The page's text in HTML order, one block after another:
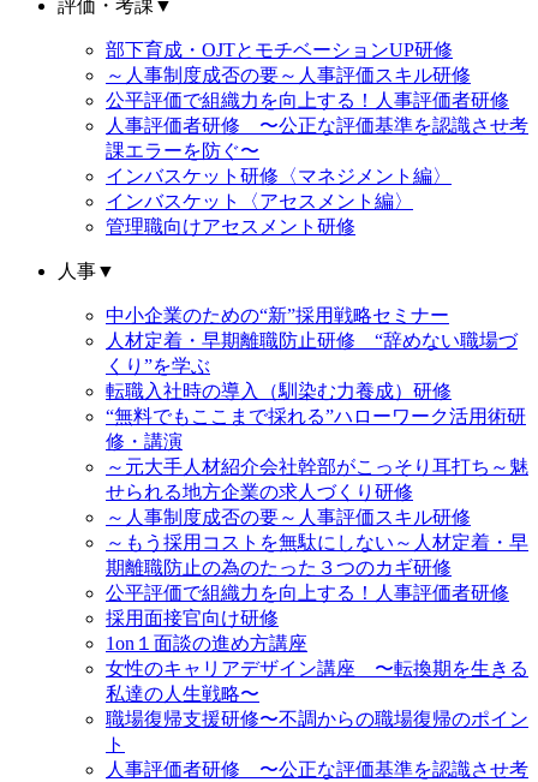
評価・考課 ▼
部下育成・OJTとモチベーションUP研修
～人事制度成否の要～人事評価スキル研修
公平評価で組織力を向上する！人事評価者研修
人事評価者研修 〜公正な評価基準を認識させ考
課エラーを防ぐ〜
インバスケット研修〈マネジメント編〉
インバスケット〈アセスメント編〉
管理職向けアセスメント研修
人事▼
中小企業のための“新”採用戦略セミナー
人材定着・早期離職防止研修 “辞めない職場づ
くり”を学ぶ
転職入社時の導入（馴染む力養成）研修
“無料でもここまで採れる”ハローワーク活用術研
修・講演
～元大手人材紹介会社幹部がこっそり耳打ち～魅
せられる地方企業の求人づくり研修
～人事制度成否の要～人事評価スキル研修
～もう採用コストを無駄にしない～人材定着・早
期離職防止の為のたった３つのカギ研修
公平評価で組織力を向上する！人事評価者研修
採用面接官向け研修
1on１面談の進め方講座
女性のキャリアデザイン講座 〜転換期を生きる
私達の人生戦略〜
職場復帰支援研修〜不調からの職場復帰のポイン
ト
人事評価者研修 〜公正な評価基準を認識させ考